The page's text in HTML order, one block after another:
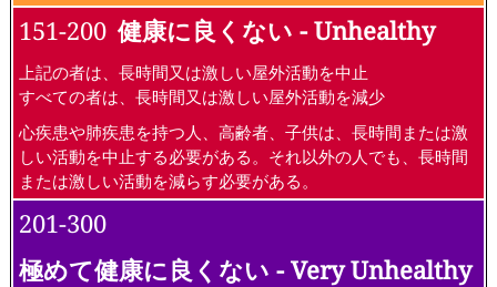
151-200 健康に良くない - Unhealthy
上記の者は、長時間又は激しい屋外活動を中止
すべての者は、長時間又は激しい屋外活動を減少
心疾患や肺疾患を持つ人、高齢者、子供は、長時間または激
しい活動を中止する必要がある。それ以外の人でも、長時間
または激しい活動を減らす必要がある。
201-300
極めて健康に良くない - Very Unhealthy